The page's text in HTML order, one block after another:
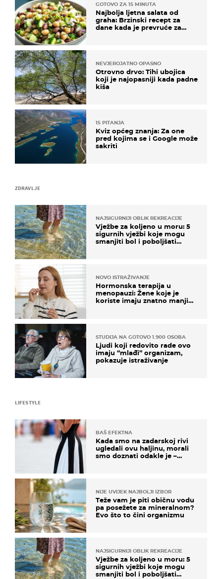
ZDRAVLJE
NAJSIGURNIJI OBLIK REKREACIJE
Vježbe za koljeno u moru: 5
sigurnih vježbi koje mogu
smanjiti bol i poboljšati
NOVO ISTRAŽIVANJE
Hormonska terapija u
menopauzi: Žene koje je
koriste imaju znatno manji
STUDIJA NA GOTOVO 1.900 OSOBA
Ljudi koji redovito rade ovo
imaju “mlađi” organizam,
pokazuje istraživanje
GOTOVO ZA 15 MINUTA
Najbolja ljetna salata od
graha: Brzinski recept za
dane kada je prevruće za
NEVJEROJATNO OPASNO
Otrovno drvo: Tihi ubojica
koji je najopasniji kada padne
kiša
15 PITANJA
Kviz općeg znanja: Za one
pred kojima se i Google može
sakriti
LIFESTYLE
BAŠ EFEKTNA
Kada smo na zadarskoj rivi
ugledali ovu haljinu, morali
smo doznati odakle je –
NIJE UVIJEK NAJBOLJI IZBOR
Teže vam je piti običnu vodu
pa posežete za mineralnom?
Evo što to čini organizmu
NAJSIGURNIJI OBLIK REKREACIJE
Vježbe za koljeno u moru: 5
sigurnih vježbi koje mogu
smanjiti bol i poboljšati